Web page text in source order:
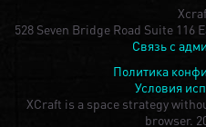
528 Seven Bridge Road Suite 116
Связь с
Политика
Условия
XCraft is a space strategy
browser.